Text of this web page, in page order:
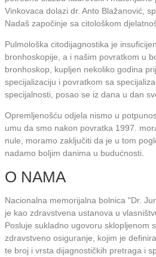
Vinkovaca dolazi dr. Anto Blažanović,
Nadaš započinje sa citološkom
Pulmološka citodijagnostika je
bronhoskopije, a i našim povratkom u
bronhoskop, kupljen nekoliko godina
specijalizaciju i povratkom sa
specijalnosti, posao se iz dana u dan
Opremljenošću odjela nismo u
umu da smo nakon povratka 1997.
nule, moramo zaključiti da je u tom
nadamo boljim danima u budućnosti.
O NAMA
Nacionalna memorijalna bolnica "Dr.
je kao zdravstvena ustanova u
Posluje sukladno ugovoru sklopljenom
zdravstveno osiguranje, kojim je
te broj i vrsta dijagnostičkih pretraga i